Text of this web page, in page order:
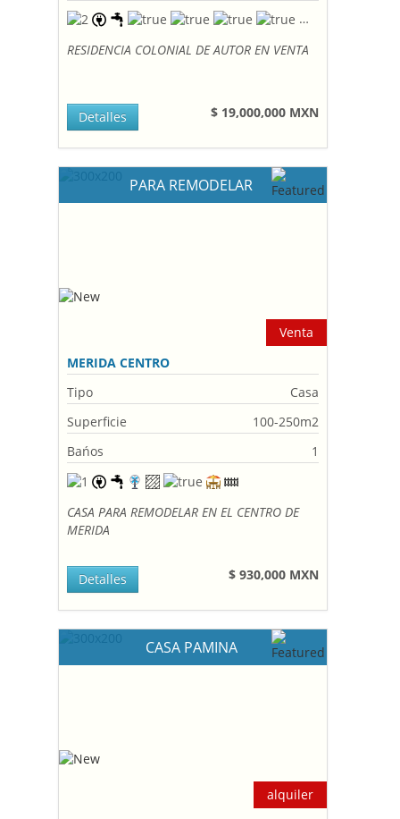
RESIDENCIA COLONIAL DE AUTOR EN VENTA
$ 19,000,000 MXN
Detalles
PARA REMODELAR
Venta
MERIDA CENTRO
Tipo
Casa
Superficie
100-250m2
Bańos
1
CASA PARA REMODELAR EN EL CENTRO DE
MERIDA
$ 930,000 MXN
Detalles
CASA PAMINA
alquiler